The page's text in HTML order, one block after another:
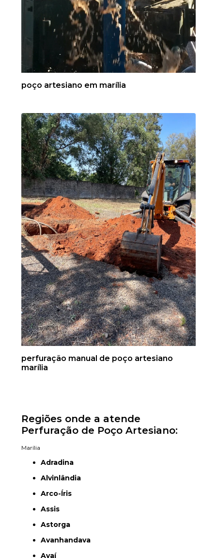
poço artesiano em marília
perfuração manual de poço artesiano
marília
Regiões onde a atende
Perfuração de Poço Artesiano:
Marília
Adradina
Alvinlândia
Arco-Íris
Assis
Astorga
Avanhandava
Avaí